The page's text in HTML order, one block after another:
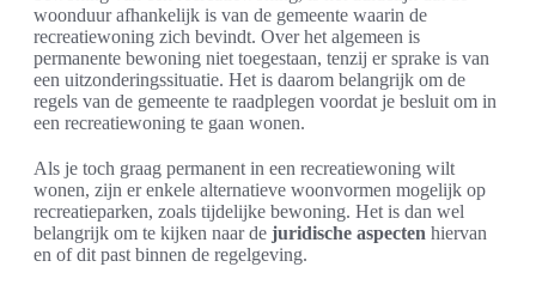
woonduur afhankelijk is van de gemeente waarin de
recreatiewoning zich bevindt. Over het algemeen is
permanente bewoning niet toegestaan, tenzij er sprake is van
een uitzonderingssituatie. Het is daarom belangrijk om de
regels van de gemeente te raadplegen voordat je besluit om in
een recreatiewoning te gaan wonen.
Als je toch graag permanent in een recreatiewoning wilt
wonen, zijn er enkele alternatieve woonvormen mogelijk op
recreatieparken, zoals tijdelijke bewoning. Het is dan wel
belangrijk om te kijken naar de juridische aspecten hiervan
en of dit past binnen de regelgeving.